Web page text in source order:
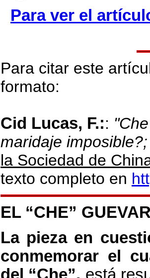
Para ver el
Para citar este
formato:
Cid Lucas, F.::
maridaje imposible?;
la Sociedad de
texto completo en
EL “CHE”
La pieza en
conmemorar el